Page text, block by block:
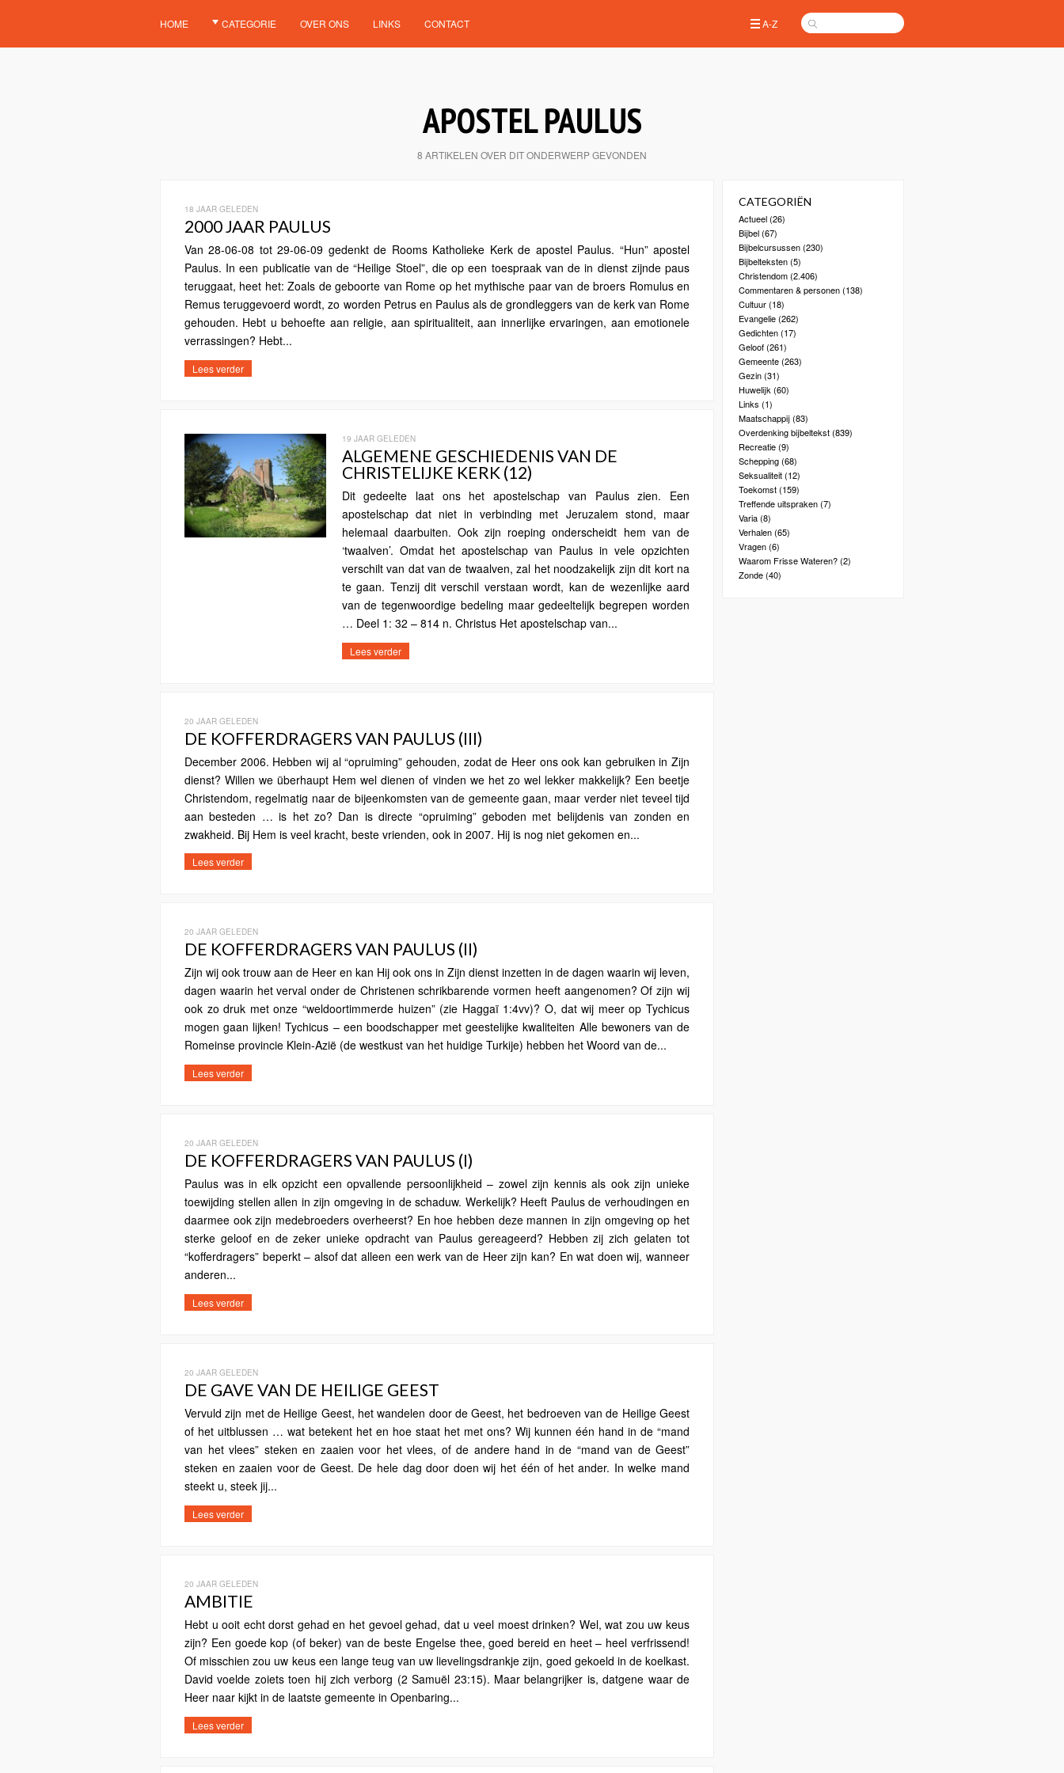
HOME CATEGORIE OVER ONS LINKS CONTACT A-Z
APOSTEL PAULUS
8 ARTIKELEN OVER DIT ONDERWERP GEVONDEN
18 JAAR GELEDEN
2000 JAAR PAULUS
Van 28-06-08 tot 29-06-09 gedenkt de Rooms Katholieke Kerk de apostel Paulus. “Hun” apostel
Paulus. In een publicatie van de “Heilige Stoel”, die op een toespraak van de in dienst zijnde paus
teruggaat, heet het: Zoals de geboorte van Rome op het mythische paar van de broers Romulus en
Remus teruggevoerd wordt, zo worden Petrus en Paulus als de grondleggers van de kerk van Rome
gehouden. Hebt u behoefte aan religie, aan spiritualiteit, aan innerlijke ervaringen, aan emotionele
verrassingen? Hebt...
Lees verder
19 JAAR GELEDEN
ALGEMENE GESCHIEDENIS VAN DE
CHRISTELIJKE KERK (12)
Dit gedeelte laat ons het apostelschap van Paulus zien. Een
apostelschap dat niet in verbinding met Jeruzalem stond, maar
helemaal daarbuiten. Ook zijn roeping onderscheidt hem van de
‘twaalven’. Omdat het apostelschap van Paulus in vele opzichten
verschilt van dat van de twaalven, zal het noodzakelijk zijn dit kort na
te gaan. Tenzij dit verschil verstaan wordt, kan de wezenlijke aard
van de tegenwoordige bedeling maar gedeeltelijk begrepen worden
… Deel 1: 32 – 814 n. Christus Het apostelschap van...
Lees verder
20 JAAR GELEDEN
DE KOFFERDRAGERS VAN PAULUS (III)
December 2006. Hebben wij al “opruiming” gehouden, zodat de Heer ons ook kan gebruiken in Zijn
dienst? Willen we überhaupt Hem wel dienen of vinden we het zo wel lekker makkelijk? Een beetje
Christendom, regelmatig naar de bijeenkomsten van de gemeente gaan, maar verder niet teveel tijd
aan besteden … is het zo? Dan is directe “opruiming” geboden met belijdenis van zonden en
zwakheid. Bij Hem is veel kracht, beste vrienden, ook in 2007. Hij is nog niet gekomen en...
Lees verder
20 JAAR GELEDEN
DE KOFFERDRAGERS VAN PAULUS (II)
Zijn wij ook trouw aan de Heer en kan Hij ook ons in Zijn dienst inzetten in de dagen waarin wij leven,
dagen waarin het verval onder de Christenen schrikbarende vormen heeft aangenomen? Of zijn wij
ook zo druk met onze “weldoortimmerde huizen” (zie Haggaï 1:4vv)? O, dat wij meer op Tychicus
mogen gaan lijken! Tychicus – een boodschapper met geestelijke kwaliteiten Alle bewoners van de
Romeinse provincie Klein-Azië (de westkust van het huidige Turkije) hebben het Woord van de...
Lees verder
20 JAAR GELEDEN
DE KOFFERDRAGERS VAN PAULUS (I)
Paulus was in elk opzicht een opvallende persoonlijkheid – zowel zijn kennis als ook zijn unieke
toewijding stellen allen in zijn omgeving in de schaduw. Werkelijk? Heeft Paulus de verhoudingen en
daarmee ook zijn medebroeders overheerst? En hoe hebben deze mannen in zijn omgeving op het
sterke geloof en de zeker unieke opdracht van Paulus gereageerd? Hebben zij zich gelaten tot
“kofferdragers” beperkt – alsof dat alleen een werk van de Heer zijn kan? En wat doen wij, wanneer
anderen...
Lees verder
20 JAAR GELEDEN
DE GAVE VAN DE HEILIGE GEEST
Vervuld zijn met de Heilige Geest, het wandelen door de Geest, het bedroeven van de Heilige Geest
of het uitblussen … wat betekent het en hoe staat het met ons? Wij kunnen één hand in de “mand
van het vlees” steken en zaaien voor het vlees, of de andere hand in de “mand van de Geest”
steken en zaaien voor de Geest. De hele dag door doen wij het één of het ander. In welke mand
steekt u, steek jij...
Lees verder
20 JAAR GELEDEN
AMBITIE
Hebt u ooit echt dorst gehad en het gevoel gehad, dat u veel moest drinken? Wel, wat zou uw keus
zijn? Een goede kop (of beker) van de beste Engelse thee, goed bereid en heet – heel verfrissend!
Of misschien zou uw keus een lange teug van uw lievelingsdrankje zijn, goed gekoeld in de koelkast.
David voelde zoiets toen hij zich verborg (2 Samuël 23:15). Maar belangrijker is, datgene waar de
Heer naar kijkt in de laatste gemeente in Openbaring...
Lees verder
CATEGORIËN
Actueel(26)
Bijbel(67)
Bijbelcursussen(230)
Bijbelteksten(5)
Christendom(2.406)
Commentaren & personen(138)
Cultuur(18)
Evangelie(262)
Gedichten(17)
Geloof(261)
Gemeente(263)
Gezin(31)
Huwelijk (60)
Links (1)
Maatschappij(83)
Overdenking bijbeltekst(839)
Recreatie(9)
Schepping(68)
Seksualiteit(12)
Toekomst(159)
Treffende uitspraken(7)
Varia(8)
Verhalen(65)
Vragen(6)
Waarom Frisse Wateren?(2)
Zonde(40)